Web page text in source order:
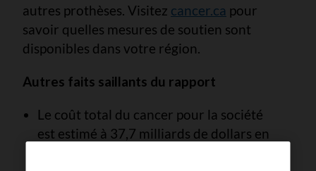
autres prothèses. Visitez cancer.ca pour
savoir quelles mesures de soutien sont
disponibles dans votre région.
Autres faits saillants du rapport
Le coût total du cancer pour la société
est estimé à 37,7 milliards de dollars en